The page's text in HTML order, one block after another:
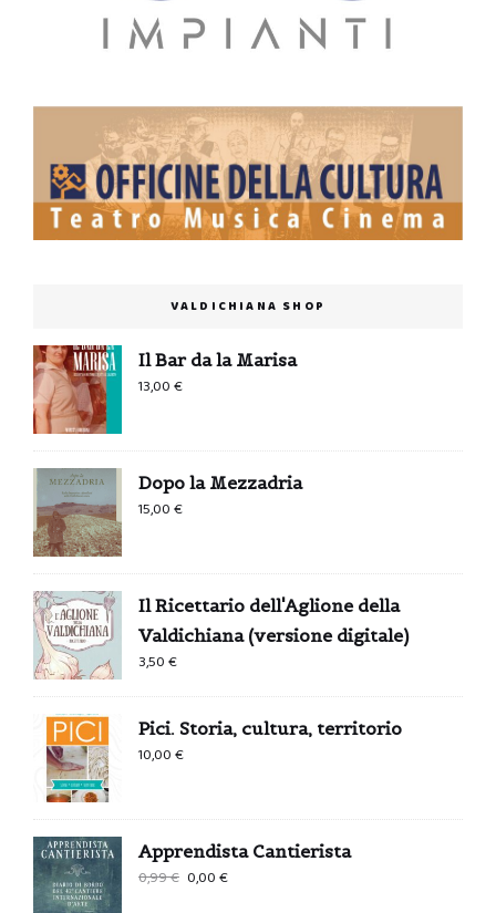
VALDICHIANA SHOP
Il Bar da la Marisa
13,00€
Dopo la Mezzadria
15,00€
Il Ricettario dell'Aglione della
Valdichiana (versione digitale)
3,50€
Pici. Storia, cultura, territorio
10,00€
Apprendista Cantierista
0,99€ 0,00€